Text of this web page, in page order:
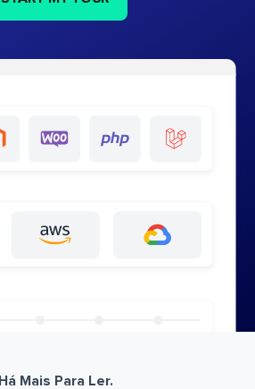
Há Mais Para Ler.